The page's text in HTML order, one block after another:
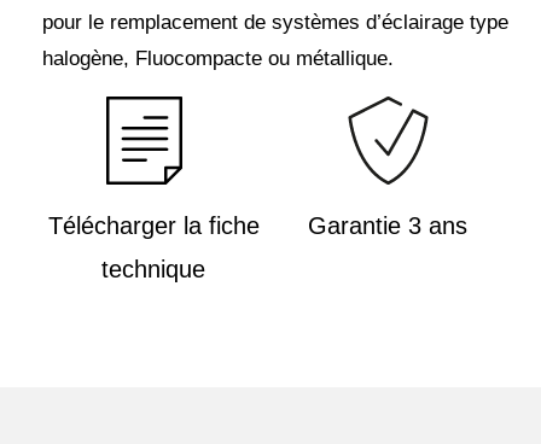
pour le remplacement de systèmes d’éclairage type
halogène, Fluocompacte ou métallique.
Télécharger la fiche
technique
Garantie 3 ans